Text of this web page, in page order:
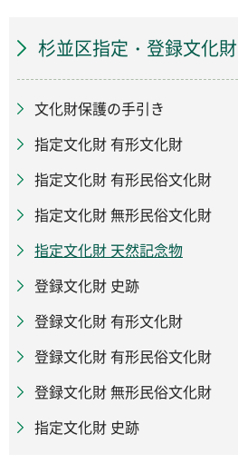
杉並区指定・登録文化財
文化財保護の手引き
指定文化財 有形文化財
指定文化財 有形民俗文化財
指定文化財 無形民俗文化財
指定文化財 天然記念物
登録文化財 史跡
登録文化財 有形文化財
登録文化財 有形民俗文化財
登録文化財 無形民俗文化財
指定文化財 史跡